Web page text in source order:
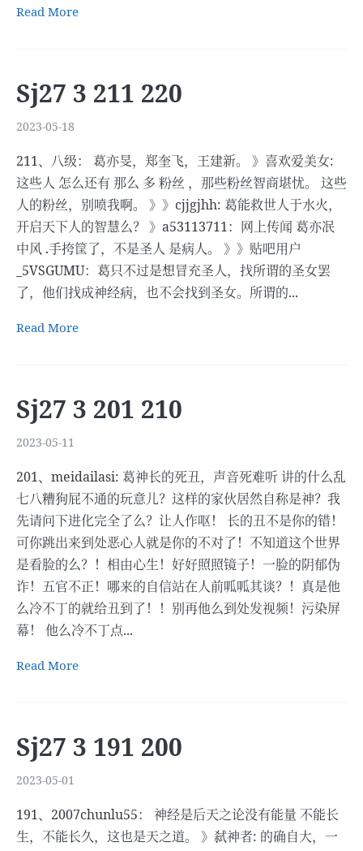
Read More
Sj27 3 211 220
2023-05-18
211、八级： 葛亦旻，郑奎飞，王建新。 》喜欢爱美女:
这些人 怎么还有 那么 多 粉丝 ，那些粉丝智商堪忧。 这些
人的粉丝，别喷我啊。 》》cjjgjhh: 葛能救世人于水火，
开启天下人的智慧么？ 》a53113711：网上传闻 葛亦冺
中风 .手挎筐了，不是圣人 是病人。 》》贴吧用户
_5VSGUMU：葛只不过是想冒充圣人，找所谓的圣女罢
了，他们找成神经病，也不会找到圣女。所谓的...
Read More
Sj27 3 201 210
2023-05-11
201、meidailasi: 葛神长的死丑，声音死难听 讲的什么乱
七八糟狗屁不通的玩意儿？这样的家伙居然自称是神？我
先请问下进化完全了么？让人作呕！ 长的丑不是你的错！
可你跳出来到处恶心人就是你的不对了！不知道这个世界
是看脸的么？！相由心生！好好照照镜子！一脸的阴郁伪
诈！五官不正！哪来的自信站在人前呱呱其谈？！真是他
么冷不丁的就给丑到了！！别再他么到处发视频！污染屏
幕！ 他么冷不丁点...
Read More
Sj27 3 191 200
2023-05-01
191、2007chunlu55： 神经是后天之论没有能量 不能长
生，不能长久，这也是天之道。 》弑神者: 的确自大，一